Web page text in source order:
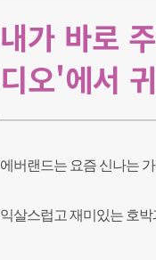
내가 바로
디오'에서
에버랜드는 요즘 신나는
익살스럽고 재미있는 호